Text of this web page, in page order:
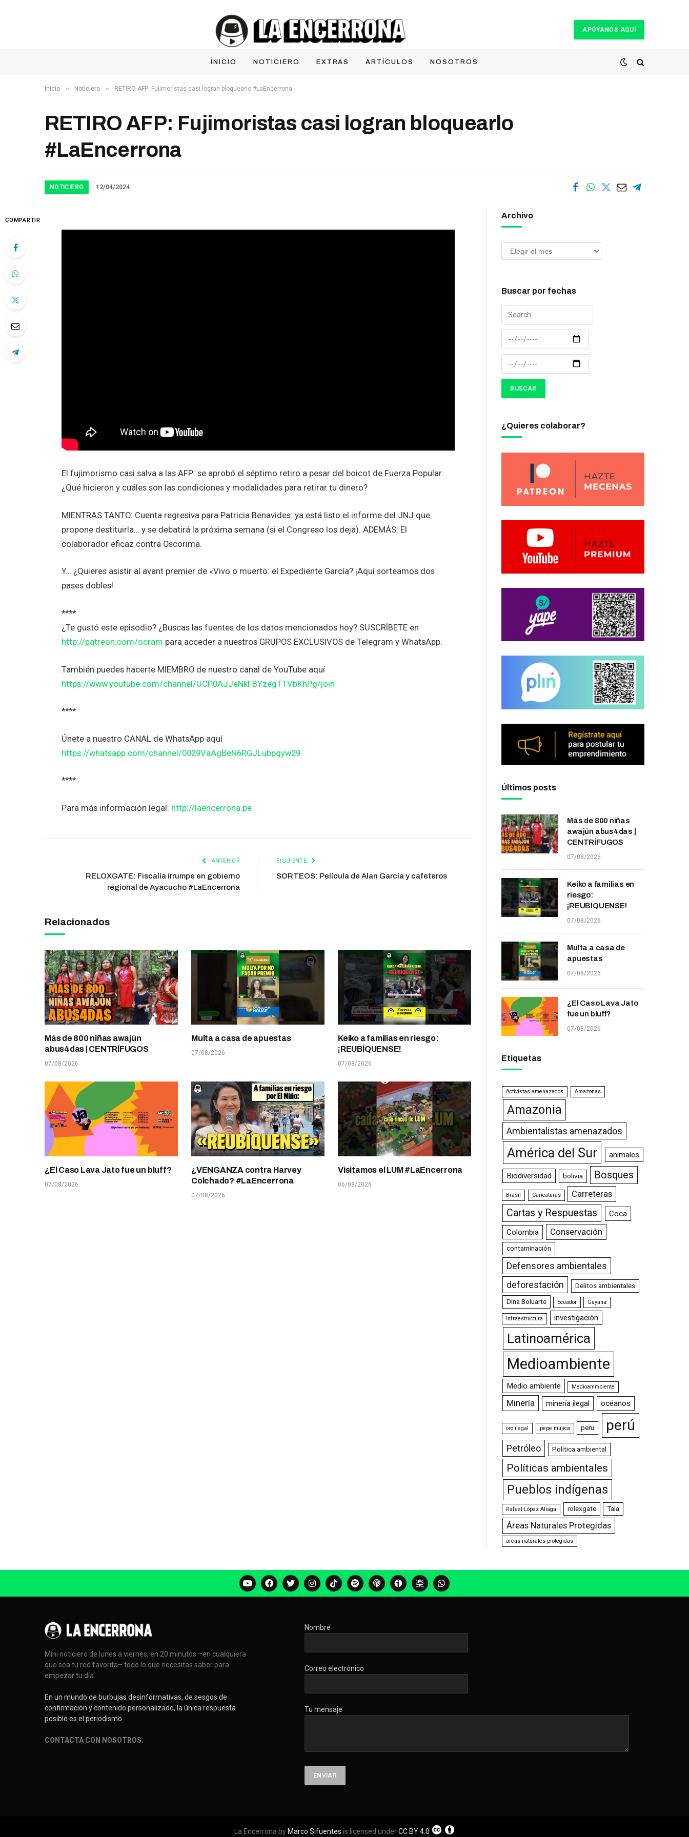
APÓYANOS AQUÍ
INICIO NOTICIERO EXTRAS ARTÍCULOS NOSOTROS
Inicio » Noticiero » RETIRO AFP: Fujimoristas casi logran bloquearlo #LaEncerrona
RETIRO AFP: Fujimoristas casi logran bloquearlo
#LaEncerrona
NOTICIERO 12/04/2024
COMPARTIR
El fujimorismo casi salva a las AFP: se aprobó el séptimo retiro a pesar del boicot de Fuerza Popular.
¿Qué hicieron y cuáles son las condiciones y modalidades para retirar tu dinero?
MIENTRAS TANTO: Cuenta regresiva para Patricia Benavides: ya está listo el informe del JNJ que
propone destituirla… y se debatirá la próxima semana (si el Congreso los deja). ADEMÁS: El
colaborador eficaz contra Oscorima.
Y… ¿Quieres asistir al avant premier de «Vivo o muerto: el Expediente García? ¡Aquí sorteamos dos
pases dobles!
****
¿Te gustó este episodio? ¿Buscas las fuentes de los datos mencionados hoy? SUSCRÍBETE en
http://patreon.com/ocram para acceder a nuestros GRUPOS EXCLUSIVOS de Telegram y WhatsApp.
También puedes hacerte MIEMBRO de nuestro canal de YouTube aquí
https://www.youtube.com/channel/UCP0AJJeNkFBYzegTTVbKhPg/join
****
Únete a nuestro CANAL de WhatsApp aquí
https://whatsapp.com/channel/0029VaAgBeN6RGJLubpqyw29
****
Para más información legal: http://laencerrona.pe
ANTERIOR
RELOXGATE: Fiscalía irrumpe en gobierno
regional de Ayacucho #LaEncerrona
SIGUIENTE
SORTEOS: Película de Alan García y cafeteros
Relacionados
Más de 800 niñas awajún
abus4das | CENTRÍFUGOS
07/08/2026
Multa a casa de apuestas
07/08/2026
Keiko a familias en riesgo:
¡REUBÍQUENSE!
07/08/2026
¿El Caso Lava Jato fue un bluff?
07/08/2026
¿VENGANZA contra Harvey
Colchado? #LaEncerrona
07/08/2026
Visitamos el LUM #LaEncerrona
06/08/2026
Archivo
Buscar por fechas
¿Quieres colaborar?
Últimos posts
Más de 800 niñas
awajún abus4das |
CENTRÍFUGOS
07/08/2026
Keiko a familias en
riesgo:
¡REUBÍQUENSE!
07/08/2026
Multa a casa de
apuestas
07/08/2026
¿El Caso Lava Jato
fue un bluff?
07/08/2026
Etiquetas
Activistas amenazados Amazonas
Amazonia
Ambientalistas amenazados
América del Sur animales
Biodiversidad bolivia Bosques
Brasil Caricaturas Carreteras
Cartas y Respuestas
Coca
Colombia
Conservación
contaminación
Defensores ambientales
deforestación
Delitos ambientales
Dina Boluarte Ecuador Guyana
Infraestructura investigación
Latinoamérica
Medioambiente
Medio ambiente Medioammbiente
Minería minería ilegal océanos
oro ilegal pepe mujica peru perú
Petróleo Política ambiental
Políticas ambientales
Pueblos indígenas
Rafael López Aliaga rolexgate Tala
Áreas Naturales Protegidas
áreas naturales protegidas
Mini noticiero de lunes a viernes, en 20 minutos –en cualquiera
que sea tu red favorita– todo lo que necesitas saber para
empezar tu día.
En un mundo de burbujas desinformativas, de sesgos de
confirmación y contenido personalizado, la única respuesta
posible es el periodismo.
CONTACTA CON NOSOTROS
Nombre
Correo electrónico
Tu mensaje
La Encerrona by Marco Sifuentes is licensed underCC BY 4.0